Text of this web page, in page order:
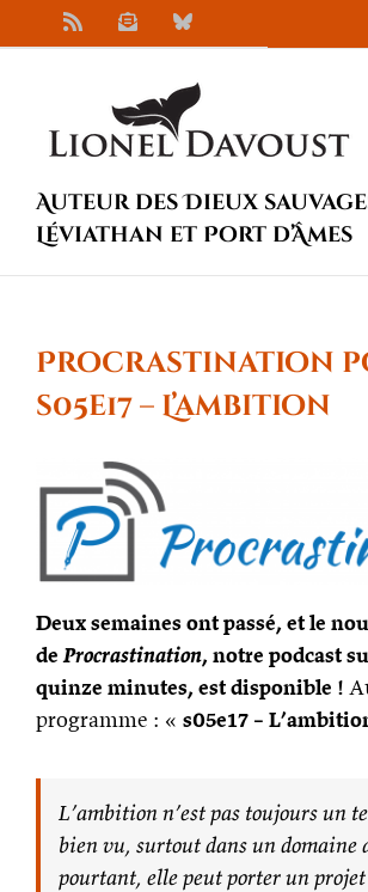
au
NewsletterBluesky
Auteur des Dieux
Léviathan et Port d’Âmes
Procrastination
s05e17 – L’ambition
Deux semaines ont passé, et le
deProcrastination, notre podcast
quinze minutes, est disponible !
programme : « s05e17 –
L’ambition n’est pas toujours un
bien vu, surtout dans un
pourtant, elle peut porter un projet